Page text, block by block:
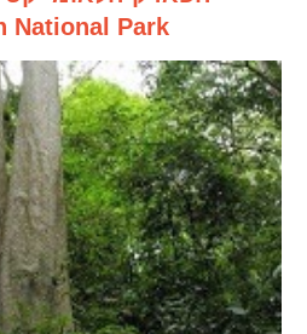
National Park